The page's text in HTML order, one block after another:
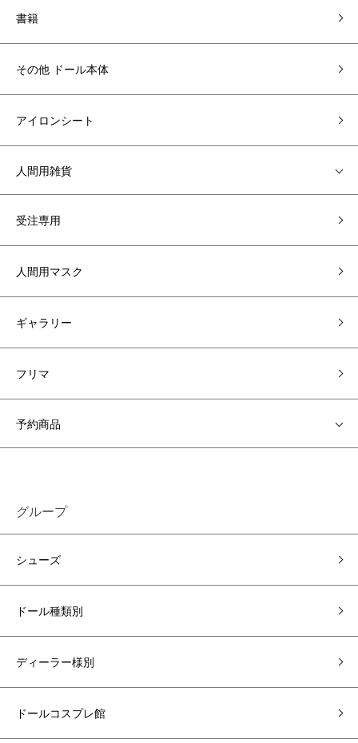
書籍
その他 ドール本体
アイロンシート
人間用雑貨
受注専用
人間用マスク
ギャラリー
フリマ
予約商品
グループ
シューズ
ドール種類別
ディーラー様別
ドールコスプレ館